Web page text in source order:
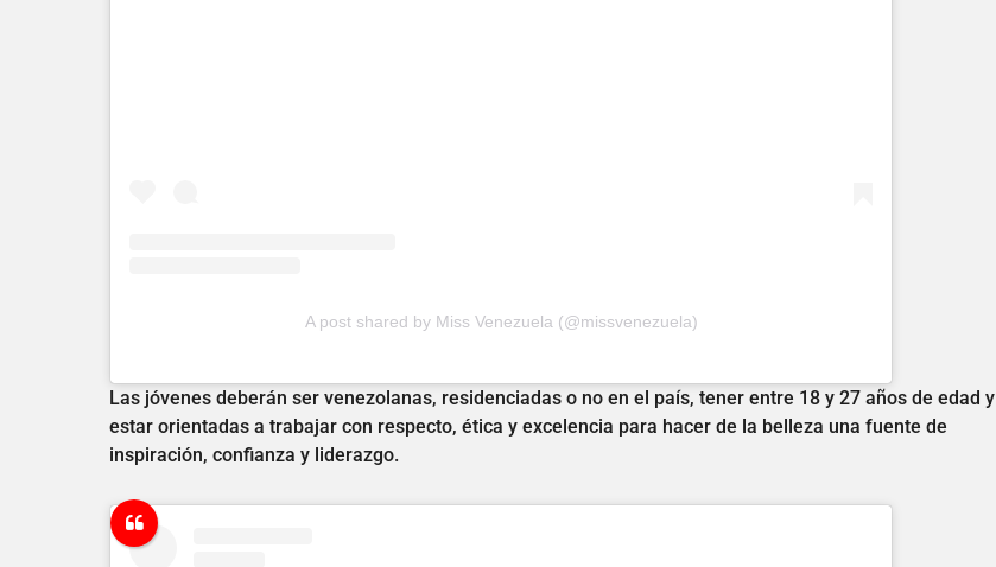
A post shared by Miss Venezuela (@missvenezuela)
Las jóvenes deberán ser venezolanas, residenciadas o no en el país, tener entre 18 y 27 años de edad y
estar orientadas a trabajar con respecto, ética y excelencia para hacer de la belleza una fuente de
inspiración, confianza y liderazgo.